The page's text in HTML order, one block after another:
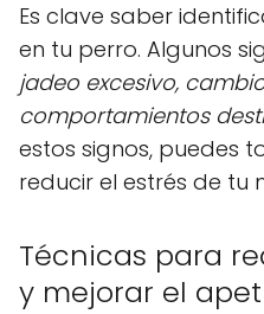
Es clave saber
en tu perro. Algunos
jadeo excesivo,
comportamientos
estos signos, puedes
reducir el estrés de tu
Técnicas para
y mejorar el